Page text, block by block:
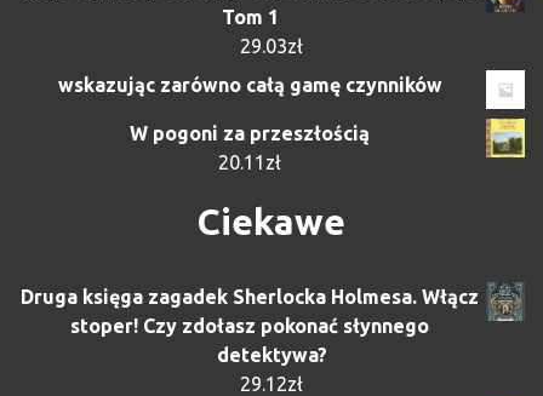
Tom 1
29.03zł
wskazując zarówno całą gamę czynników
W pogoni za przeszłością
20.11 zł
Ciekawe
Druga księga zagadek Sherlocka Holmesa. Włącz
stoper! Czy zdołasz pokonać słynnego
detektywa?
29.12zł